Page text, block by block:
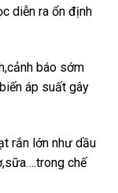
diễn ra ổn định
báo sớm
áp suất gây
rắn lớn như dầu
chế